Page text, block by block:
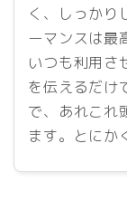
く、しっかり
ーマンスは最
いつも利用さ
を伝えるだけ
で、あれこれ
ます。とにか